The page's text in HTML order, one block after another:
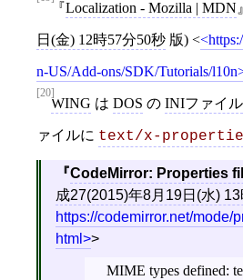
Localization - Mozilla | MDN
日(金) 12時57分50秒 版) <
n-US/Add-ons/SDK/Tutorials/l10n
[20]
WING は DOS の INIファイル
ァイルに text/x-
CodeMirror: Properties
成27(2015)年8月19日(水)
https://codemirror.net/mode/
html
>
MIME types defined: